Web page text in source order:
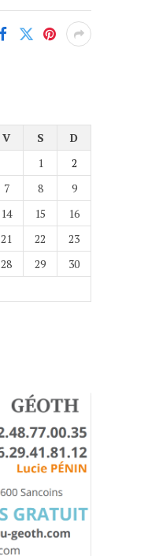
V S
D
1
2
7 8
9
14 15
16
21 22
23
28 29
30